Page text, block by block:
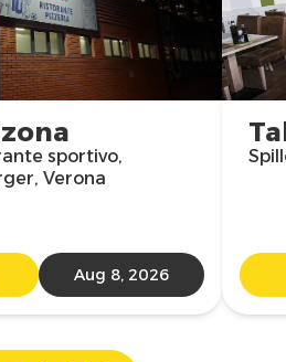
sportivo,
Verona
Aug 8, 2026